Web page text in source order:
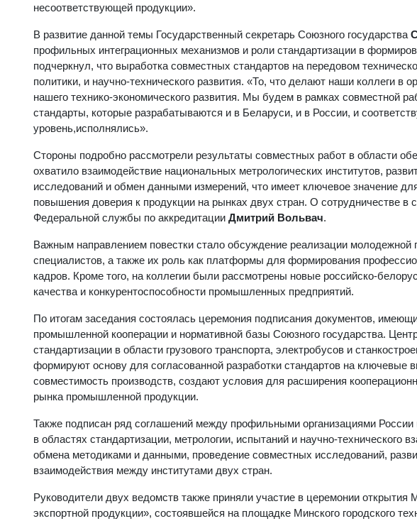
несоответствующей продукции».
В развитие данной темы Государственный секретарь Союзного государства
профильных интеграционных механизмов и роли стандартизации в
подчеркнул, что выработка совместных стандартов на передовом
политики, и научно-технического развития. «То, что делают наши коллеги в
нашего технико-экономического развития. Мы будем в рамках совместной
стандарты, которые разрабатываются и в Беларуси, и в России, и
уровень,исполнялись».
Стороны подробно рассмотрели результаты совместных работ в области
охватило взаимодействие национальных метрологических институтов,
исследований и обмен данными измерений, что имеет ключевое значение
повышения доверия к продукции на рынках двух стран. О сотрудничестве в
Федеральной службы по аккредитации Дмитрий Вольвач.
Важным направлением повестки стало обсуждение реализации
специалистов, а также их роль как платформы для формирования
кадров. Кроме того, на коллегии были рассмотрены новые российско-
качества и конкурентоспособности промышленных предприятий.
По итогам заседания состоялась церемония подписания документов,
промышленной кооперации и нормативной базы Союзного государства.
стандартизации в области грузового транспорта, электробусов и
формируют основу для согласованной разработки стандартов на ключевые
совместимость производств, создают условия для расширения
рынка промышленной продукции.
Также подписан ряд соглашений между профильными организациями
в областях стандартизации, метрологии, испытаний и научно-технического
обмена методиками и данными, проведение совместных исследований,
взаимодействия между институтами двух стран.
Руководители двух ведомств также приняли участие в церемонии
экспортной продукции», состоявшейся на площадке Минского городского